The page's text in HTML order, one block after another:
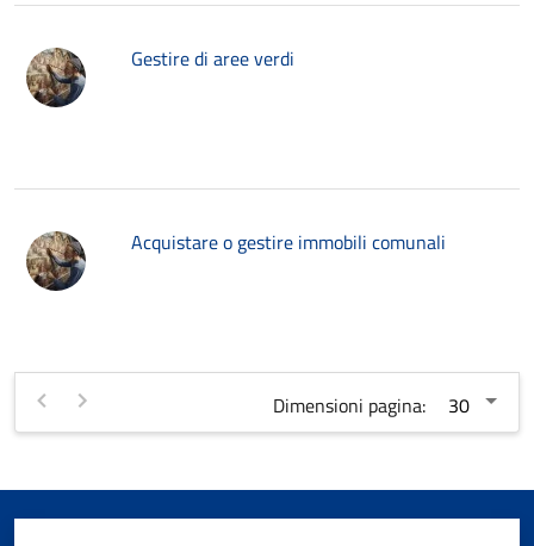
Gestire di aree verdi
Acquistare o gestire immobili comunali
Dimensioni pagina: